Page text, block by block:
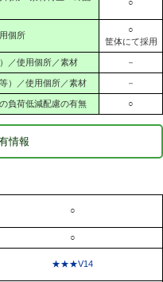
○
個所
○
筐体にて採用
／使用個所／素材 －
）／使用個所／素材 －
負荷低減配慮の有無 ○
情報
○
○
★★★V14